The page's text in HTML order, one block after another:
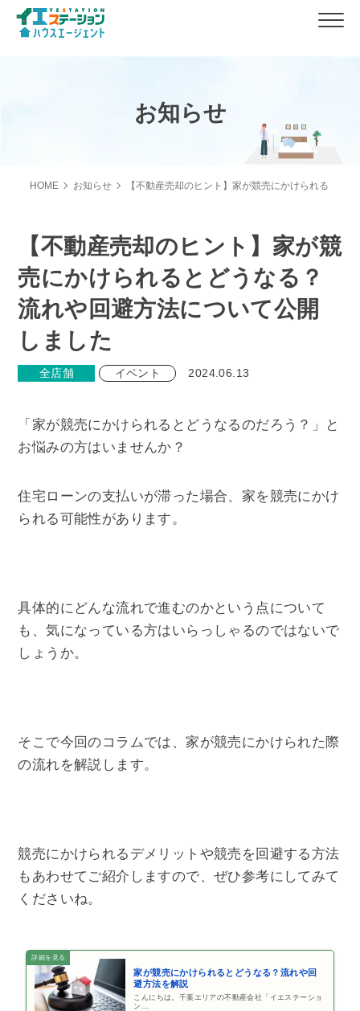
お知らせ
HOME お知らせ 【不動産売却のヒント】家が競売にかけられるとど
【不動産売却のヒント】家が競
売にかけられるとどうなる？
流れや回避方法について公開
しました
全店舗 イベント 2024.06.13
「家が競売にかけられるとどうなるのだろう？」と
お悩みの方はいませんか？
住宅ローンの支払いが滞った場合、家を競売にかけ
られる可能性があります。
具体的にどんな流れで進むのかという点について
も、気になっている方はいらっしゃるのではないで
しょうか。
そこで今回のコラムでは、家が競売にかけられた際
の流れを解説します。
競売にかけられるデメリットや競売を回避する方法
もあわせてご紹介しますので、ぜひ参考にしてみて
くださいね。
家が競売にかけられるとどうなる？流れや回
避方法を解説
こんにちは。千葉エリアの不動産会社「イエステーショ
ン…